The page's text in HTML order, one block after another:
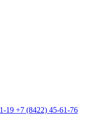
19 +7 (8422) 45-61-76